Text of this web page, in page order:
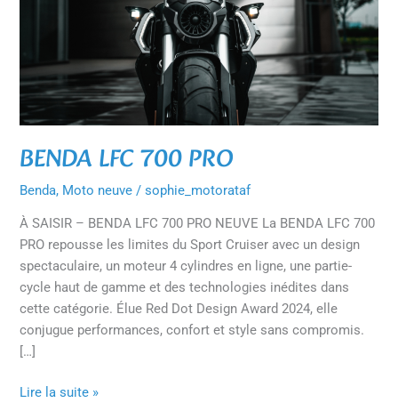
BENDA LFC 700 PRO
Benda, Moto neuve /sophie_motorataf
À SAISIR – BENDA LFC 700 PRO NEUVE La BENDA LFC 700
PRO repousse les limites du Sport Cruiser avec un design
spectaculaire, un moteur 4 cylindres en ligne, une partie-
cycle haut de gamme et des technologies inédites dans
cette catégorie. Élue Red Dot Design Award 2024, elle
conjugue performances, confort et style sans compromis.
[…]
Lire la suite »